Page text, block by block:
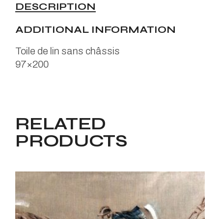
DESCRIPTION
ADDITIONAL INFORMATION
Toile de lin sans châssis
97×200
RELATED
PRODUCTS